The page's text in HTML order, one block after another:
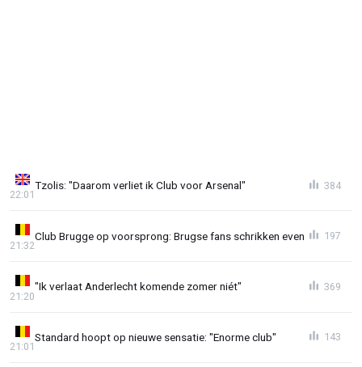
Tzolis: "Daarom verliet ik Club voor Arsenal"
22:01
384
Club Brugge op voorsprong: Brugse fans schrikken even
21:32
197
"Ik verlaat Anderlecht komende zomer niét"
21:20
369
Standard hoopt op nieuwe sensatie: "Enorme club"
21:01
143